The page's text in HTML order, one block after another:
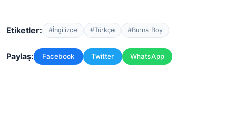
Etiketler: #İngilizce #Türkçe #Burna Boy
Paylaş: Facebook Twitter WhatsApp